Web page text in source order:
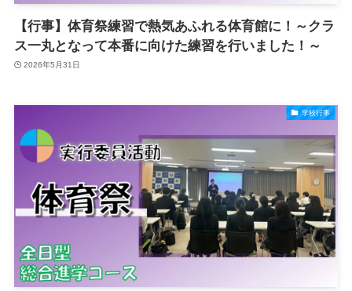
【行事】体育祭練習で熱気あふれる体育館に！～クラ
ス一丸となって本番に向けた練習を行いました！～
2026年5月31日
学校行事